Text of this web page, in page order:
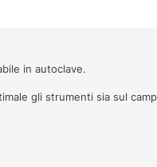
in autoclave.
gli strumenti sia sul